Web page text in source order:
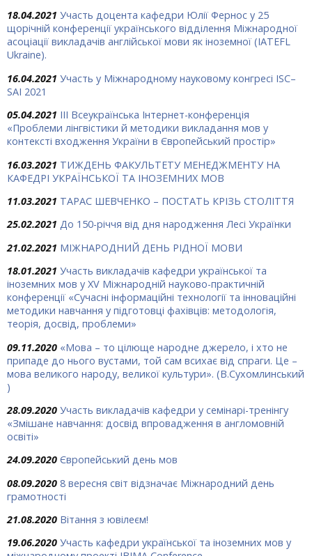
18.04.2021 Участь доцента кафедри Юлії Фернос у 25
щорічній конференції українського відділення Міжнародної
асоціації викладачів англійської мови як іноземної (IATEFL
Ukraine).
16.04.2021 Участь у Міжнародному науковому конгресі ISC–
SAI 2021
05.04.2021 IІІ Всеукраїнська Інтернет-конференція
«Проблеми лінгвістики й методики викладання мов у
контексті входження України в Європейський простір»
16.03.2021 ТИЖДЕНЬ ФАКУЛЬТЕТУ МЕНЕДЖМЕНТУ НА
КАФЕДРІ УКРАЇНСЬКОЇ ТА ІНОЗЕМНИХ МОВ
11.03.2021 ТАРАС ШЕВЧЕНКО – ПОСТАТЬ КРІЗЬ СТОЛІТТЯ
25.02.2021 До 150-річчя від дня народження Лесі Українки
21.02.2021 МІЖНАРОДНИЙ ДЕНЬ РІДНОЇ МОВИ
18.01.2021 Участь викладачів кафедри української та
іноземних мов у XV Міжнародній науково-практичній
конференції «Сучасні інформаційні технології та інноваційні
методики навчання у підготовці фахівців: методологія,
теорія, досвід, проблеми»
09.11.2020 «Мова – то цілюще народ­не джерело, і хто не
припаде до нього вустами, той сам всихає від спраги. Це –
мова великого народу, великої культури». (В.Сухомлинський
)
28.09.2020 Участь викладачів кафедри у семінарі-тренінгу
«Змішане навчання: досвід впровадження в англомовній
освіті»
24.09.2020 Європейський день мов
08.09.2020 8 вересня світ відзначає Міжнародний день
грамотності
21.08.2020 Вітання з ювілеєм!
19.06.2020 Участь кафедри української та іноземних мов у